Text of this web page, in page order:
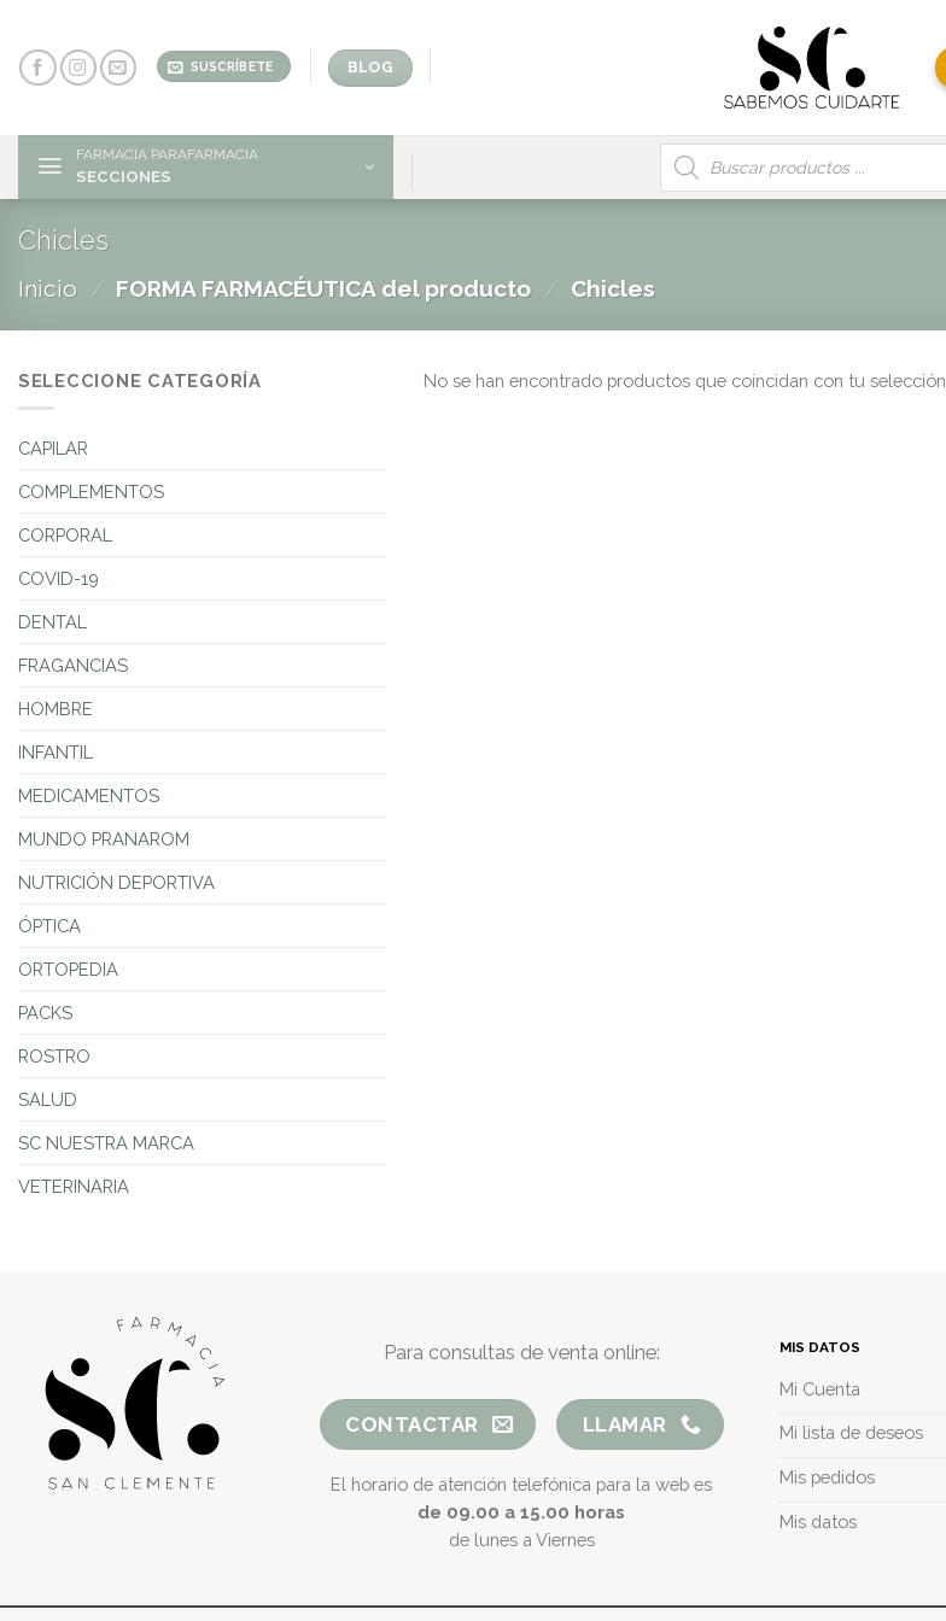
content
SUSCRÍBETE BLOG
FARMACIA PARAFARMACIA
SECCIONES
Búsqueda
de
productos
Chicles
Inicio / FORMA FARMACÉUTICA del producto / Chicles
SELECCIONE CATEGORÍA
CAPILAR
COMPLEMENTOS
CORPORAL
COVID-19
DENTAL
FRAGANCIAS
HOMBRE
INFANTIL
MEDICAMENTOS
MUNDO PRANAROM
NUTRICIÓN DEPORTIVA
ÓPTICA
ORTOPEDIA
PACKS
ROSTRO
SALUD
SC NUESTRA MARCA
VETERINARIA
No se han encontrado productos que coincidan con tu selección.
Para consultas de venta online:
CONTACTAR LLAMAR
El horario de atención telefónica para la web es
de 09.00 a 15.00 horas
de lunes a Viernes
MIS DATOS
Mi Cuenta
Mi lista de deseos
Mis pedidos
Mis datos